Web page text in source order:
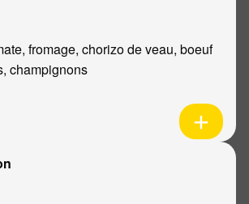
fromage, chorizo de veau, boeuf
champignons